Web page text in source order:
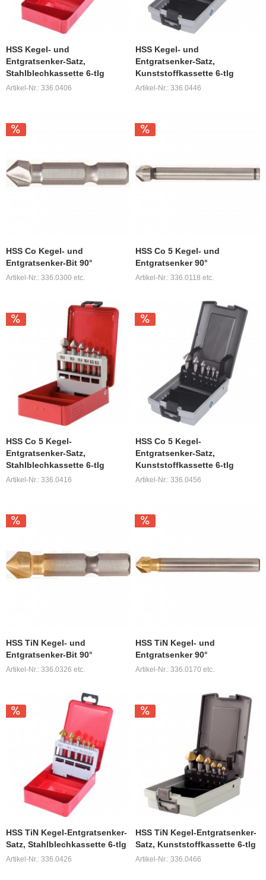
HSS Kegel- und
Entgratsenker-Satz,
Stahlblechkassette 6-tlg
Artikel-Nr.: 336.0406
HSS Kegel- und
Entgratsenker-Satz,
Kunststoffkassette 6-tlg
Artikel-Nr.: 336.0446
HSS Co Kegel- und
Entgratsenker-Bit 90°
Artikel-Nr.: 336.0300 etc.
HSS Co 5 Kegel- und
Entgratsenker 90°
Artikel-Nr.: 336.0118 etc.
HSS Co 5 Kegel-
Entgratsenker-Satz,
Stahlblechkassette 6-tlg
Artikel-Nr.: 336.0416
HSS Co 5 Kegel-
Entgratsenker-Satz,
Kunststoffkassette 6-tlg
Artikel-Nr.: 336.0456
HSS TiN Kegel- und
Entgratsenker-Bit 90°
Artikel-Nr.: 336.0326 etc.
HSS TiN Kegel- und
Entgratsenker 90°
Artikel-Nr.: 336.0170 etc.
HSS TiN Kegel-Entgratsenker-
Satz, Stahlblechkassette 6-tlg
Artikel-Nr.: 336.0426
HSS TiN Kegel-Entgratsenker-
Satz, Kunststoffkassette 6-tlg
Artikel-Nr.: 336.0466